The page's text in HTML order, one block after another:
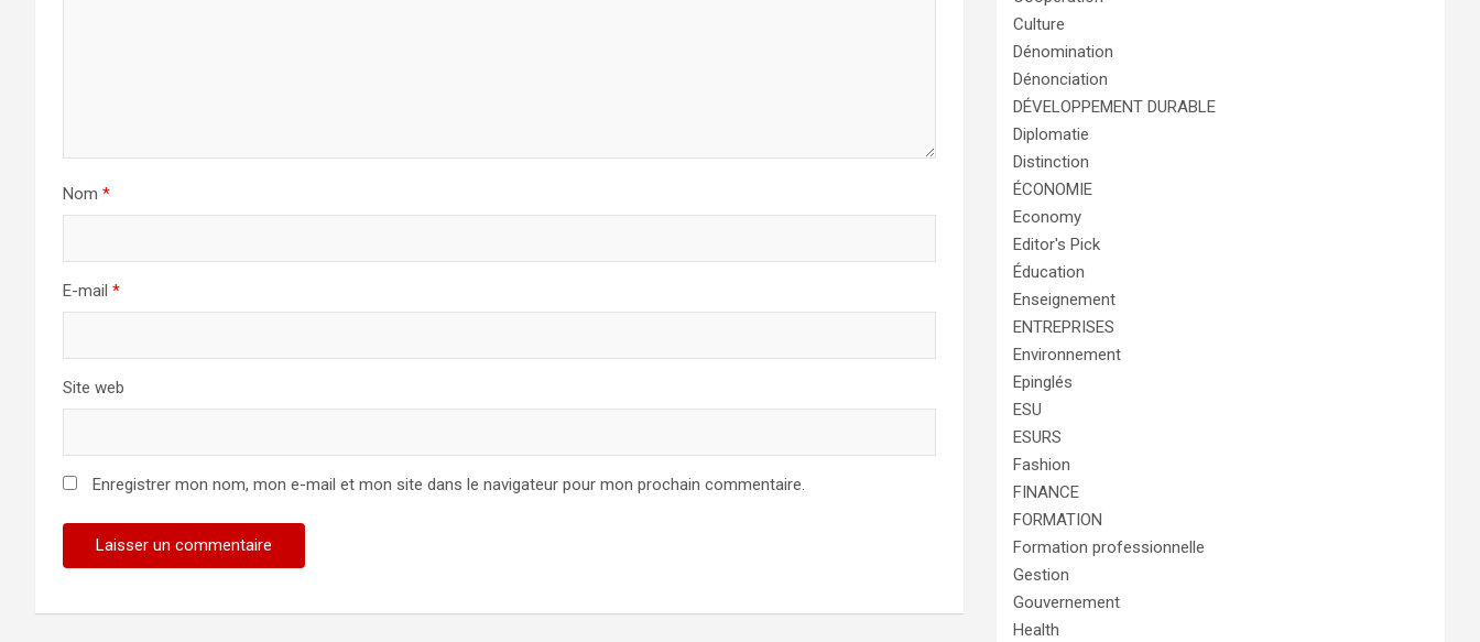
Nom *
E-mail *
Site web
Enregistrer mon nom, mon e-mail et mon site dans le navigateur pour mon prochain commentaire.
Culture
Dénomination
Dénonciation
DÉVELOPPEMENT DURABLE
Diplomatie
Distinction
ÉCONOMIE
Economy
Editor's Pick
Éducation
Enseignement
ENTREPRISES
Environnement
Epinglés
ESU
ESURS
Fashion
FINANCE
FORMATION
Formation professionnelle
Gestion
Gouvernement
Health